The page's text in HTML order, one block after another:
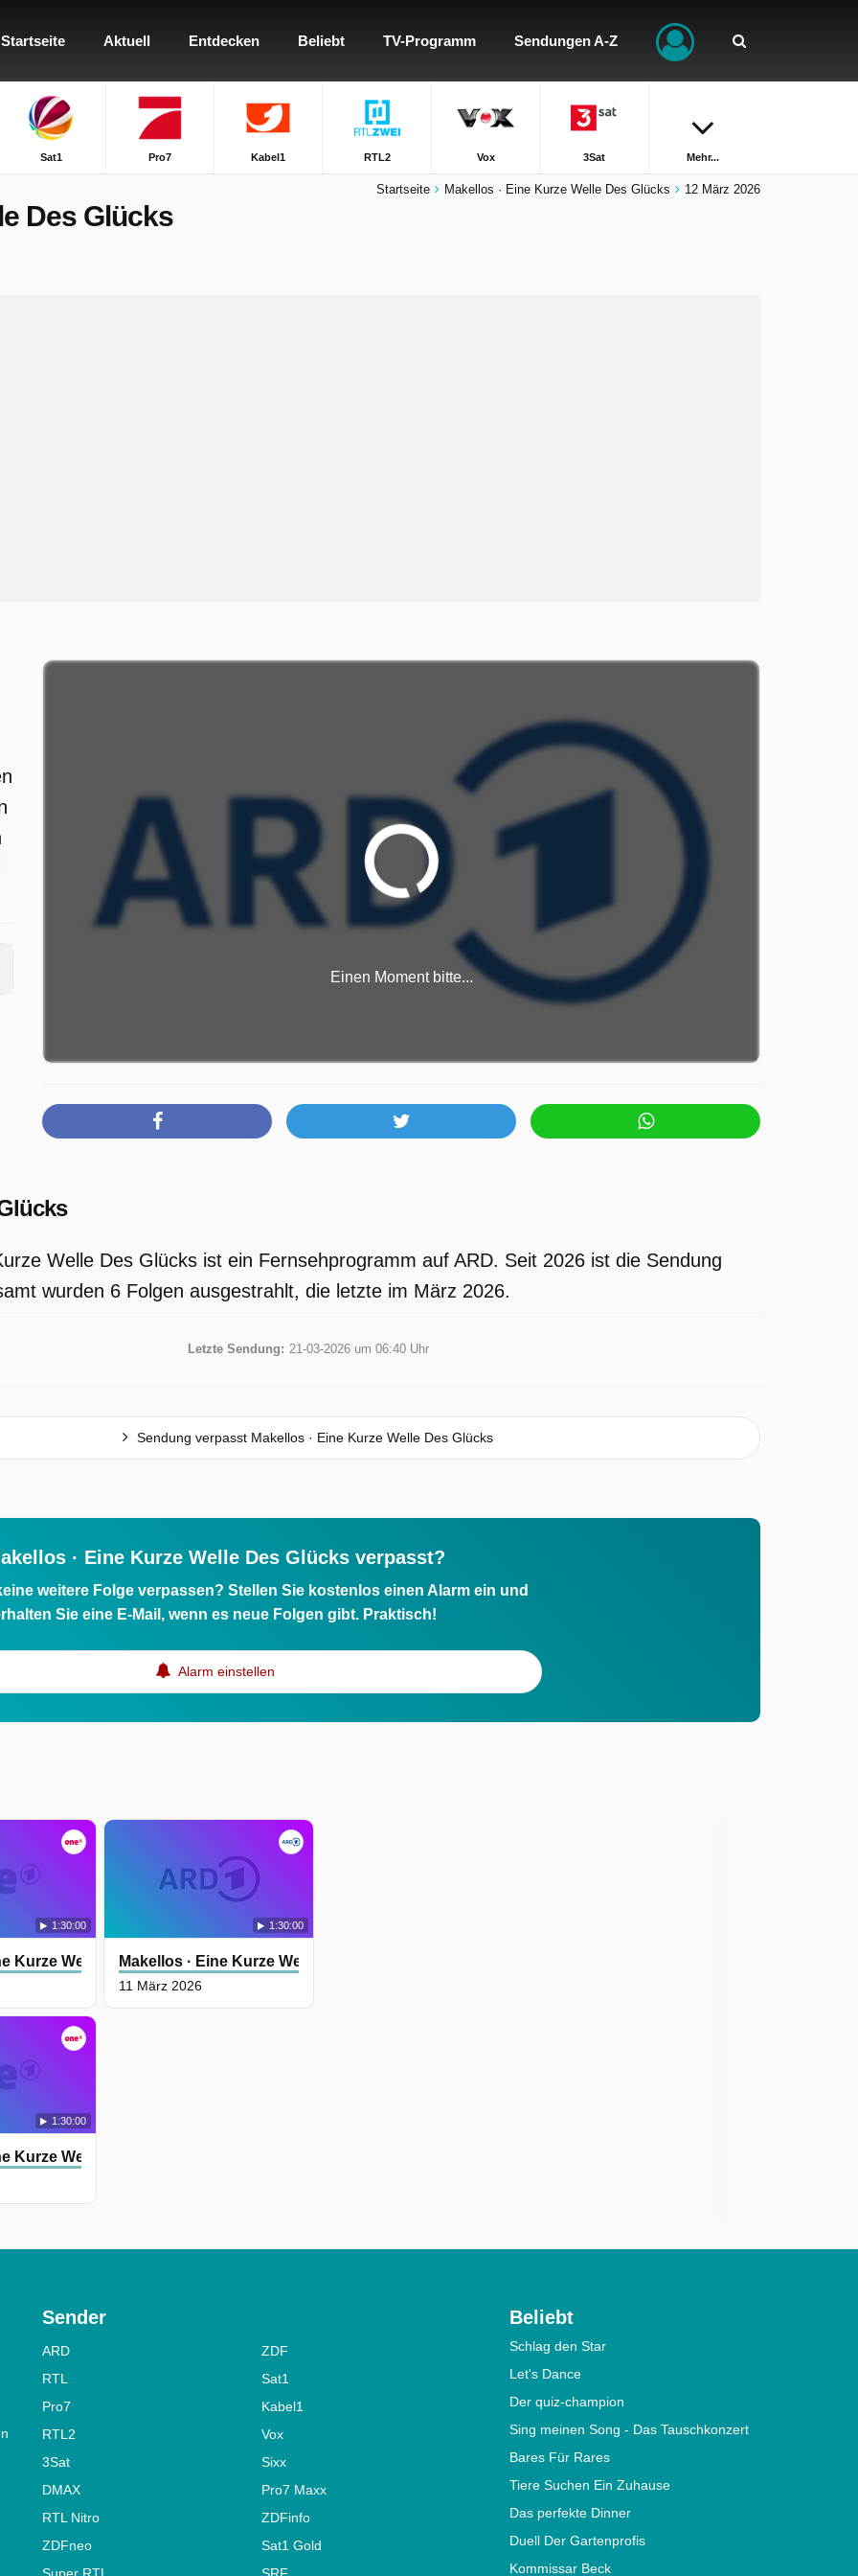
Startseite Aktuell Entdecken Beliebt TV-Programm Sendungen A-Z
Sat1 Pro7 Kabel1 RTL2 Vox 3Sat Mehr...
Startseite Makellos · Eine Kurze Welle Des Glücks 12 März 2026
Des Glücks
Einen Moment bitte...
Welle Des Glücks ist ein Fernsehprogramm auf ARD. Seit 2026 ist die Sendung
wurden 6 Folgen ausgestrahlt, die letzte im März 2026.
Letzte Sendung: 21-03-2026 um 06:40 Uhr
Sendung verpasst Makellos · Eine Kurze Welle Des Glücks
· Eine Kurze Welle Des Glücks verpasst?
weitere Folge verpassen? Stellen Sie kostenlos einen Alarm ein und
Sie eine E-Mail, wenn es neue Folgen gibt. Praktisch!
Alarm einstellen
1:30:00
Kurze Welle Des Glücks
1:30:00
Kurze Welle Des Glücks
1:30:00
Makellos · Eine Kurze Welle Des Glücks
11 März 2026
Sender
ARD
ZDF
RTL
Sat1
Pro7
Kabel1
RTL2
Vox
3Sat
Sixx
DMAX
Pro7 Maxx
RTL Nitro
ZDFinfo
ZDFneo
Sat1 Gold
Beliebt
Schlag den Star
Let's Dance
Der quiz-champion
Sing meinen Song - Das Tauschkonzert
Bares Für Rares
Tiere Suchen Ein Zuhause
Das perfekte Dinner
Duell Der Gartenprofis
Kommissar Beck